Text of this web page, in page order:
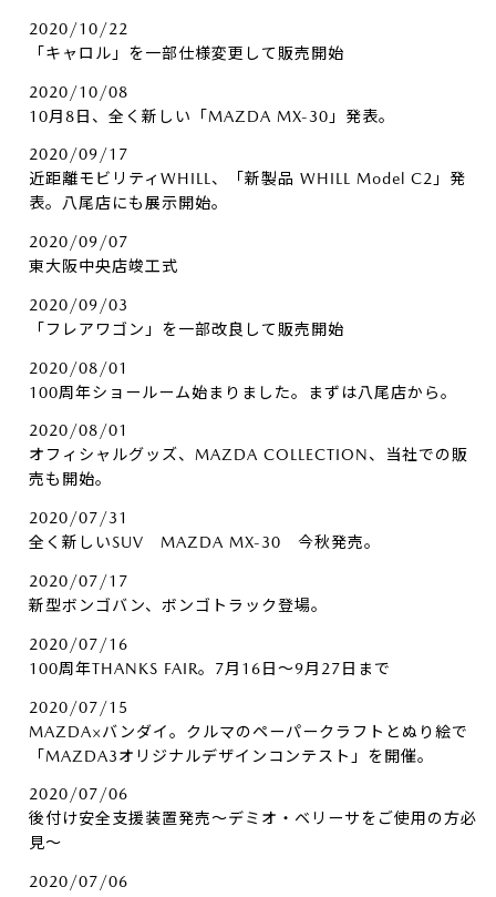
2020/10/22
「キャロル」を一部仕様変更して販売開始
2020/10/08
10月8日、全く新しい「MAZDA MX-30」発表。
2020/09/17
近距離モビリティWHILL、「新製品 WHILL Model C2」発
表。八尾店にも展示開始。
2020/09/07
東大阪中央店竣工式
2020/09/03
「フレアワゴン」を一部改良して販売開始
2020/08/01
100周年ショールーム始まりました。まずは八尾店から。
2020/08/01
オフィシャルグッズ、MAZDA COLLECTION、当社での販
売も開始。
2020/07/31
全く新しいSUV MAZDA MX-30 今秋発売。
2020/07/17
新型ボンゴバン、ボンゴトラック登場。
2020/07/16
100周年THANKS FAIR。7月16日～9月27日まで
2020/07/15
MAZDA×バンダイ。クルマのペーパークラフトとぬり絵で
「MAZDA3オリジナルデザインコンテスト」を開催。
2020/07/06
後付け安全支援装置発売～デミオ・ベリーサをご使用の方必
見～
2020/07/06